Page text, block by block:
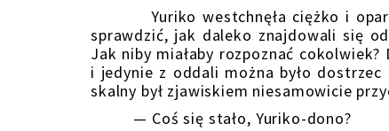
Yuriko westchnęła ciężko i oparła
sprawdzić, jak daleko znajdowali się
Jak niby miałaby rozpoznać
i jedynie z oddali można było
skalny był zjawiskiem niesamowicie
— Coś się stało, Yuriko-dono?